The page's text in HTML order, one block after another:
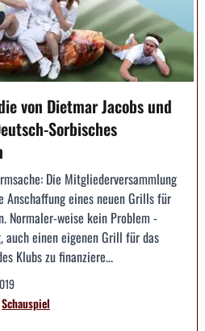
von Dietmar Jacobs und
Sorbisches
Die Mitgliederversammlung
Anschaffung eines neuen Grills für
Normaler-weise kein Problem -
auch einen eigenen Grill für das
Klubs zu finanziere...
Schauspiel